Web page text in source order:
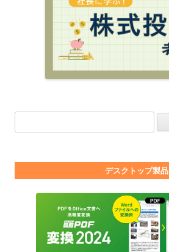
デスクトップ製品